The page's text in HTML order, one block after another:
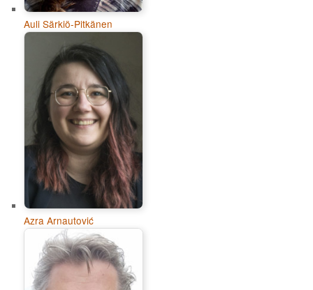
Auli Särkiö-Pitkänen
Azra Arnautović